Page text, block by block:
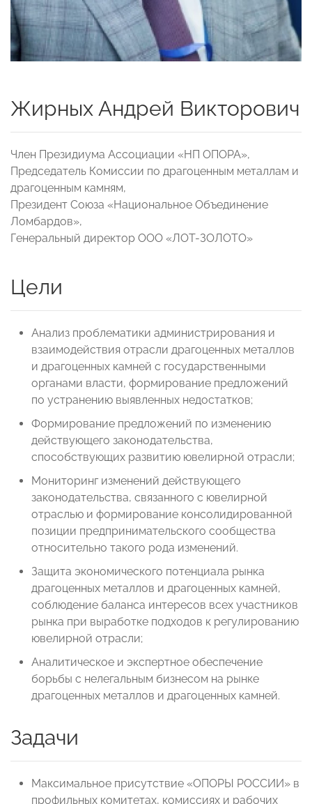
Жирных Андрей Викторович
Член Президиума Ассоциации «НП ОПОРА»,
Председатель Комиссии по драгоценным металлам и
драгоценным камням,
Президент Союза «Национальное Объединение
Ломбардов»,
Генеральный директор ООО «ЛОТ-ЗОЛОТО»
Цели
Анализ проблематики администрирования и
взаимодействия отрасли драгоценных металлов
и драгоценных камней с государственными
органами власти, формирование предложений
по устранению выявленных недостатков;
Формирование предложений по изменению
действующего законодательства,
способствующих развитию ювелирной отрасли;
Мониторинг изменений действующего
законодательства, связанного с ювелирной
отраслью и формирование консолидированной
позиции предпринимательского сообщества
относительно такого рода изменений.
Защита экономического потенциала рынка
драгоценных металлов и драгоценных камней,
соблюдение баланса интересов всех участников
рынка при выработке подходов к регулированию
ювелирной отрасли;
Аналитическое и экспертное обеспечение
борьбы с нелегальным бизнесом на рынке
драгоценных металлов и драгоценных камней.
Задачи
Максимальное присутствие «ОПОРЫ РОССИИ» в
профильных комитетах, комиссиях и рабочих